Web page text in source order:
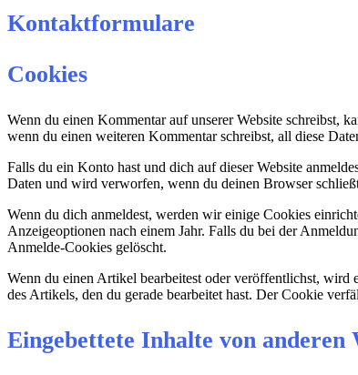
Kontaktformulare
Cookies
Wenn du einen Kommentar auf unserer Website schreibst,
wenn du einen weiteren Kommentar schreibst, all diese
Falls du ein Konto hast und dich auf dieser Website
Daten und wird verworfen, wenn du deinen Browser
Wenn du dich anmeldest, werden wir einige Cookies
Anzeigeoptionen nach einem Jahr. Falls du bei der
Anmelde-Cookies gelöscht.
Wenn du einen Artikel bearbeitest oder veröffentlichst, wird
des Artikels, den du gerade bearbeitet hast. Der Cookie
Eingebettete Inhalte von anderen